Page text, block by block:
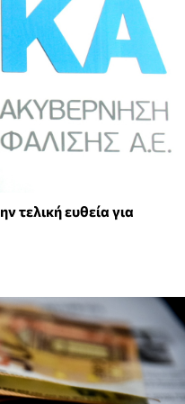
τελική ευθεία για